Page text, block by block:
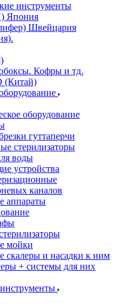
инструменты
Япония
Швейцария
Кофры и тд.
(Китай)
оборудование
гуттаперчи
стерилизаторы
воды
устройства
каналов
аппараты
мойки
скалеры и насадки к ним
+ системы для них